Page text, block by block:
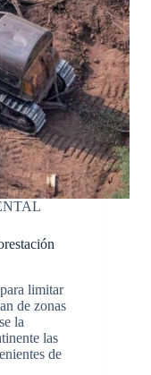
limitar
de zonas
la
las
de